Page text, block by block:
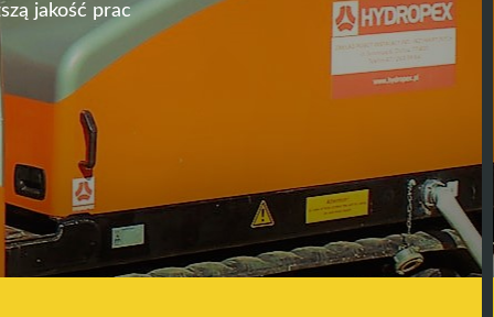
jakość prac